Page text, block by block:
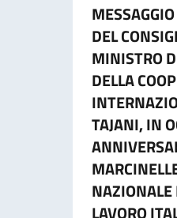
DEL
MINISTRO
DELLA
TAJANI, IN
NAZIONALE
LAVORO